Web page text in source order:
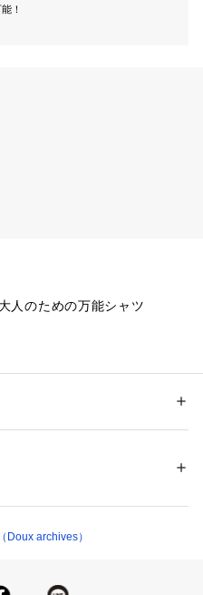
！
人のための万能シャツ
力
Doux archives）